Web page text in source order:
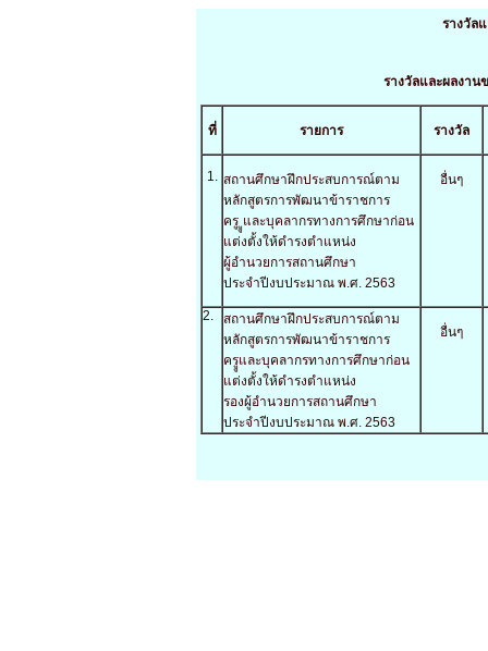
รางวัล
รางวัลและผลงา
ที่ รายการ รางวัล
1. สถานศึกษาฝึกประสบการณ์ตาม
หลักสูตรการพัฒนาข้าราชการ
ครู ููและบุคลากรทางการศึกษาก่อน
แต่งตั้งให้ดำรงตำแหน่ง
ผู้อำนวยการสถานศึกษา
ประจำปีงบประมาณ พ.ศ. 2563
อื่นๆ
2.
สถานศึกษาฝึกประสบการณ์ตาม
หลักสูตรการพัฒนาข้าราชการ
ครููและบุคลากรทางการศึกษาก่อน
แต่งตั้งให้ดำรงตำแหน่ง
รองผู้อำนวยการสถานศึกษา
ประจำปีงบประมาณ พ.ศ. 2563
อื่นๆ